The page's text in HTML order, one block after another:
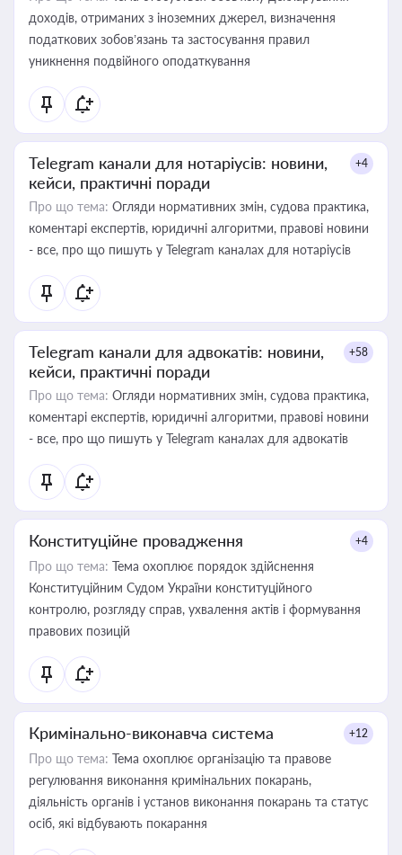
доходів, отриманих з іноземних джерел, визначення
податкових зобов’язань та застосування правил
уникнення подвійного оподаткування
Telegram канали для нотаріусів: новини,
кейси, практичні поради
+4
Про що тема: Огляди нормативних змін, судова практика,
коментарі експертів, юридичні алгоритми, правові новини
- все, про що пишуть у Telegram каналах для нотаріусів
Telegram канали для адвокатів: новини,
кейси, практичні поради
+58
Про що тема: Огляди нормативних змін, судова практика,
коментарі експертів, юридичні алгоритми, правові новини
- все, про що пишуть у Telegram каналах для адвокатів
Конституційне провадження +4
Про що тема: Тема охоплює порядок здійснення
Конституційним Судом України конституційного
контролю, розгляду справ, ухвалення актів і формування
правових позицій
Кримінально-виконавча система +12
Про що тема: Тема охоплює організацію та правове
регулювання виконання кримінальних покарань,
діяльність органів і установ виконання покарань та статус
осіб, які відбувають покарання